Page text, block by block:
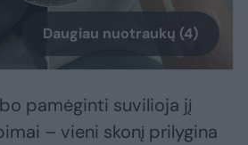
Daugiau nuotraukų (4)
pamėginti suvilioja jį
– vieni skonį prilygina